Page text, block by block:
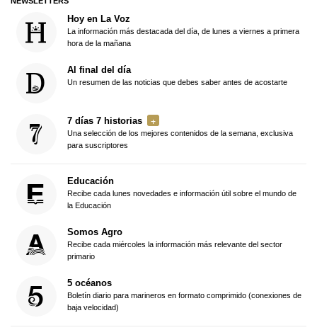
Hoy en La Voz
La información más destacada del día, de lunes a viernes a primera
hora de la mañana
Al final del día
Un resumen de las noticias que debes saber antes de acostarte
7 días 7 historias
Una selección de los mejores contenidos de la semana, exclusiva
para suscriptores
Educación
Recibe cada lunes novedades e información útil sobre el mundo de
la Educación
Somos Agro
Recibe cada miércoles la información más relevante del sector
primario
5 océanos
Boletín diario para marineros en formato comprimido (conexiones de
baja velocidad)